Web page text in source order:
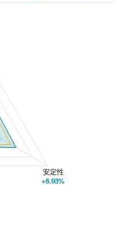
安定性
+6.93%